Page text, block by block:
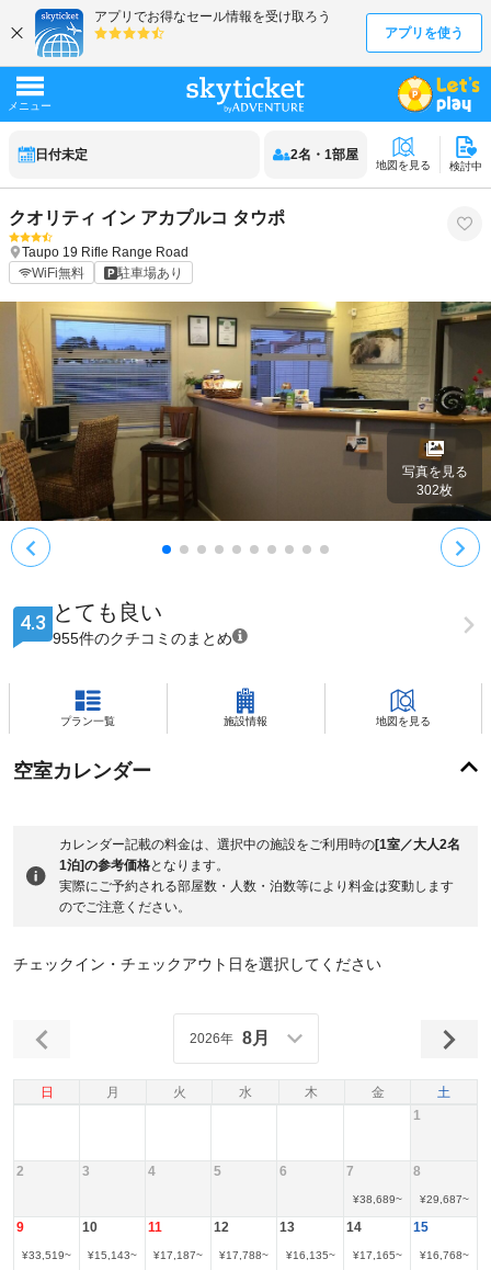
日付未定 2名 ・ 1部屋
地図を見る 検討中
クオリティ イン アカプルコ タウポ
Taupo 19 Rifle Range Road
WiFi無料
駐車場あり
写真を見る
302枚
4.3 とても良い
955件のクチコミのまとめ
プラン一覧 施設情報 地図を見る
空室カレンダー
カレンダー記載の料金は、選択中の施設をご利用時の[1室／大人2名
1泊]の参考価格となります。
実際にご予約される部屋数・人数・泊数等により料金は変動します
のでご注意ください。
チェックイン・チェックアウト日を選択してください
日 月 火 水 木 金 土
2026年 8月
1
2 3 4 5 6 7
¥38,689~
8
¥29,687~
9
¥33,519~
10
¥15,143~
11
¥17,187~
12
¥17,788~
13
¥16,135~
14
¥17,165~
15
¥16,768~